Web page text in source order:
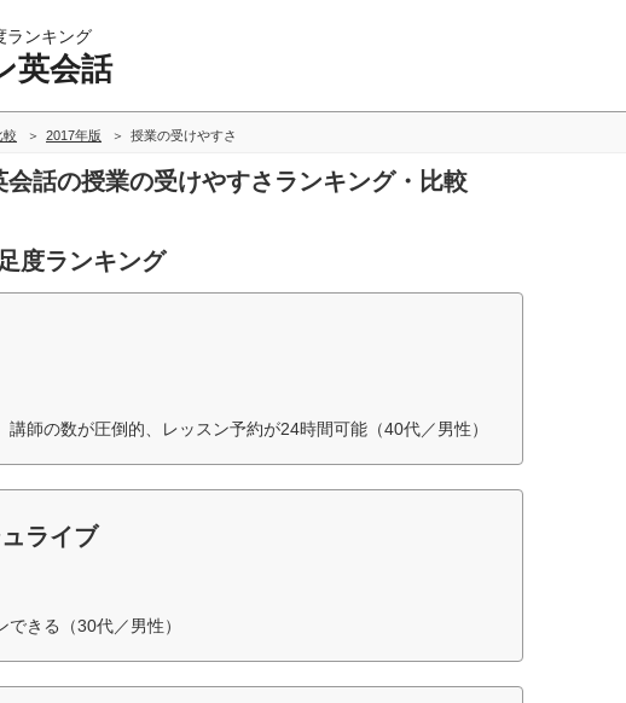
ランキング
英会話
較 2017年版 授業の受けやすさ
会話の授業の受けやすさランキング・比較
度ランキング
師の数が圧倒的、レッスン予約が24時間可能（40代／男性）
ライブ
きる（30代／男性）